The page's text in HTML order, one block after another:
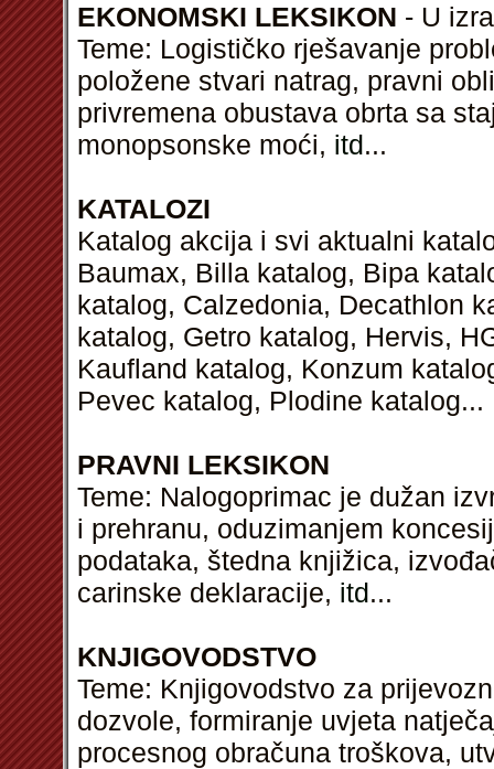
EKONOMSKI LEKSIKON - U
Teme: Logističko rješavanje
položene stvari natrag, pravni
privremena obustava obrta sa
monopsonske moći, itd...
KATALOZI
Katalog akcija i svi aktualni
Baumax, Billa katalog, Bipa
katalog, Calzedonia, Decathlon
katalog, Getro katalog, Hervis,
Kaufland katalog, Konzum
Pevec katalog, Plodine katalog...
PRAVNI LEKSIKON
Teme: Nalogoprimac je dužan
i prehranu, oduzimanjem
podataka, štedna knjižica,
carinske deklaracije, itd...
KNJIGOVODSTVO
Teme: Knjigovodstvo za
dozvole, formiranje uvjeta
procesnog obračuna troškova,